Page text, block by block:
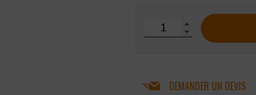
quantité de Pantalon
DEMANDER UN DEVIS